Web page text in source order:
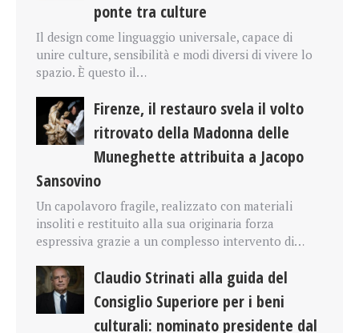
ponte tra culture
Il design come linguaggio universale, capace di
unire culture, sensibilità e modi diversi di vivere lo
spazio. È questo il…
Firenze, il restauro svela il volto
ritrovato della Madonna delle
Muneghette attribuita a Jacopo
Sansovino
Un capolavoro fragile, realizzato con materiali
insoliti e restituito alla sua originaria forza
espressiva grazie a un complesso intervento di…
Claudio Strinati alla guida del
Consiglio Superiore per i beni
culturali: nominato presidente dal